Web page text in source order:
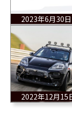
2023年6月30日
2022年12月15